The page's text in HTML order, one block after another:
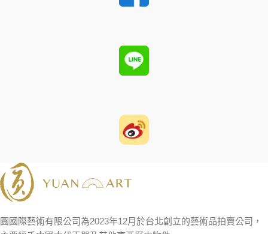
圓國際藝術有限公司為2023年12月於台北創立的藝術品拍賣公司，